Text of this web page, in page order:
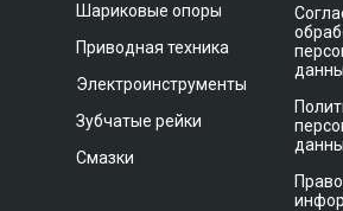
Шариковые опоры
Приводная техника
Электроинструменты
Зубчатые рейки
Смазки